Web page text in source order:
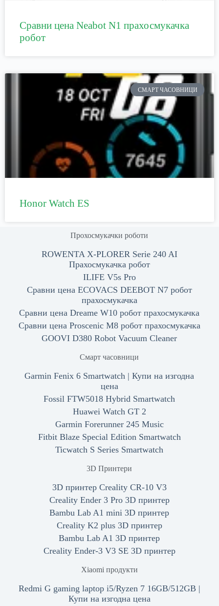
Сравни цена Neabot N1 прахосмукачка
робот
СМАРТ ЧАСОВНИЦИ
Honor Watch ES
Прохосмукачки роботи
ROWENTA X-PLORER Serie 240 AI
Прахосмукачка робот
ILIFE V5s Pro
Сравни цена ECOVACS DEEBOT N7 робот
прахосмукачка
Сравни цена Dreame W10 робот прахосмукачка
Сравни цена Proscenic M8 робот прахосмукачка
GOOVI D380 Robot Vacuum Cleaner
Смарт часовници
Garmin Fenix 6 Smartwatch | Купи на изгодна
цена
Fossil FTW5018 Hybrid Smartwatch
Huawei Watch GT 2
Garmin Forerunner 245 Music
Fitbit Blaze Special Edition Smartwatch
Ticwatch S Series Smartwatch
3D Принтери
3D принтер Creality CR-10 V3
Creality Ender 3 Pro 3D принтер
Bambu Lab A1 mini 3D принтер
Creality K2 plus 3D принтер
Bambu Lab A1 3D принтер
Creality Ender-3 V3 SE 3D принтер
Xiaomi продукти
Redmi G gaming laptop i5/Ryzen 7 16GB/512GB |
Купи на изгодна цена